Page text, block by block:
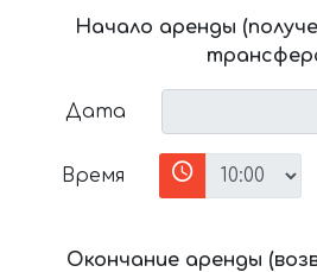
Начало аренды
Дата
Время
Окончание аренды